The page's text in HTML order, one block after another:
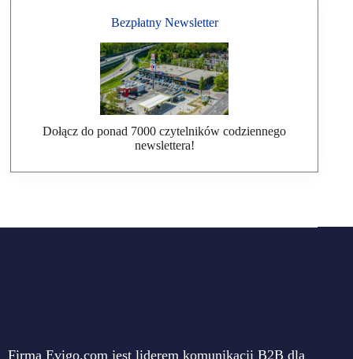
Bezpłatny Newsletter
Dołącz do ponad 7000 czytelników codziennego
newslettera!
Firma Evigo.com jest liderem komunikacji B2B dla